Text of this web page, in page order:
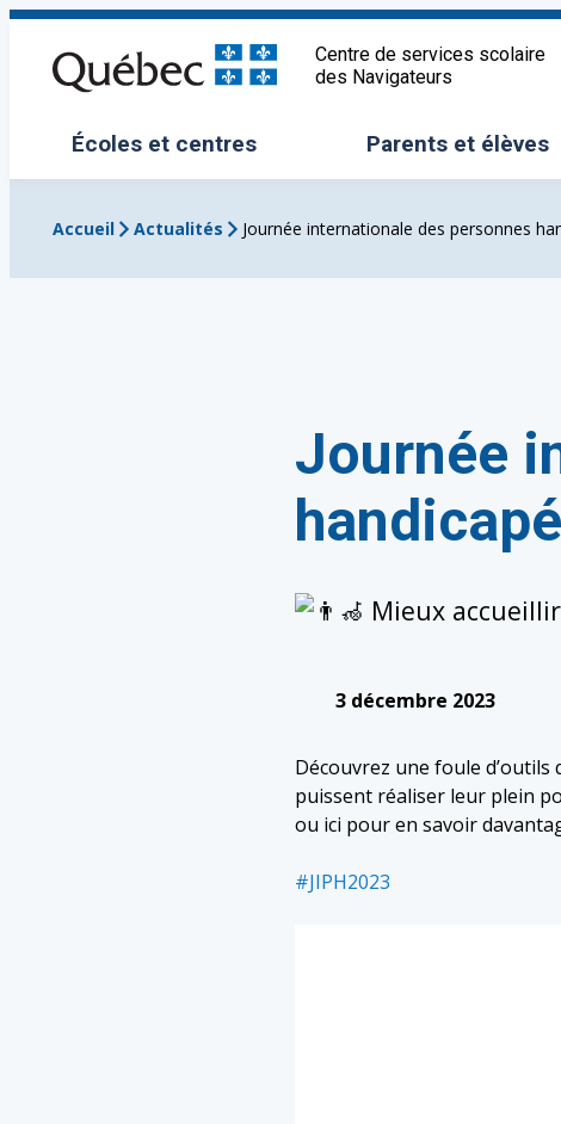
Aller
contenu
Centre de services scolaire
des Navigateurs
Écoles et centres
Ouvrir/Fermer le sous-menu Parents et élèves
Ouvrir/Fermer le
Accueil Actualités Journée internationale des personnes
Journée
Mieux
3 décembre 2023
Découvrez une foule
puissent réaliser leur plein
ou ici pour en savoir
#JIPH2023